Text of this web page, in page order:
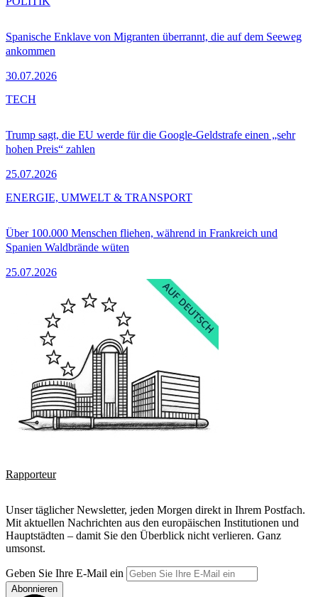
Spanische Enklave von Migranten überrannt, die auf dem Seeweg
ankommen
30.07.2026
Trump sagt, die EU werde für die Google-Geldstrafe einen „sehr
hohen Preis“ zahlen
25.07.2026
TECH
Über 100.000 Menschen fliehen, während in Frankreich und
Spanien Waldbrände wüten
25.07.2026
ENERGIE, UMWELT & TRANSPORT
Rapporteur
Unser täglicher Newsletter, jeden Morgen direkt in Ihrem Postfach.
Mit aktuellen Nachrichten aus den europäischen Institutionen und
Hauptstädten – damit Sie den Überblick nicht verlieren. Ganz
umsonst.
Geben Sie Ihre E-Mail ein
Abonnieren